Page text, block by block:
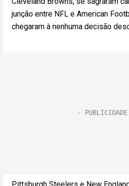
junção entre NFL e American
chegaram à nenhuma decisão